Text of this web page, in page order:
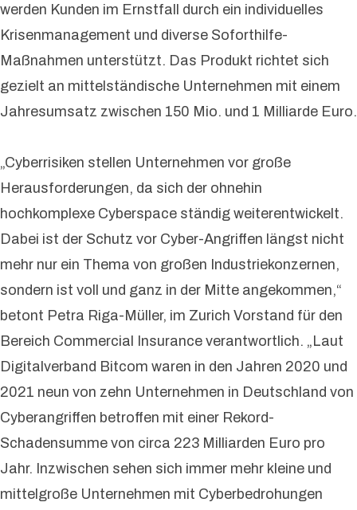
werden Kunden im Ernstfall durch ein individuelles
Krisenmanagement und diverse Soforthilfe-
Maßnahmen unterstützt. Das Produkt richtet sich
gezielt an mittelständische Unternehmen mit einem
Jahresumsatz zwischen 150 Mio. und 1 Milliarde Euro.
„Cyberrisiken stellen Unternehmen vor große
Herausforderungen, da sich der ohnehin
hochkomplexe Cyberspace ständig weiterentwickelt.
Dabei ist der Schutz vor Cyber-Angriffen längst nicht
mehr nur ein Thema von großen Industriekonzernen,
sondern ist voll und ganz in der Mitte angekommen,“
betont Petra Riga-Müller, im Zurich Vorstand für den
Bereich Commercial Insurance verantwortlich. „Laut
Digitalverband Bitcom waren in den Jahren 2020 und
2021 neun von zehn Unternehmen in Deutschland von
Cyberangriffen betroffen mit einer Rekord-
Schadensumme von circa 223 Milliarden Euro pro
Jahr. Inzwischen sehen sich immer mehr kleine und
mittelgroße Unternehmen mit Cyberbedrohungen